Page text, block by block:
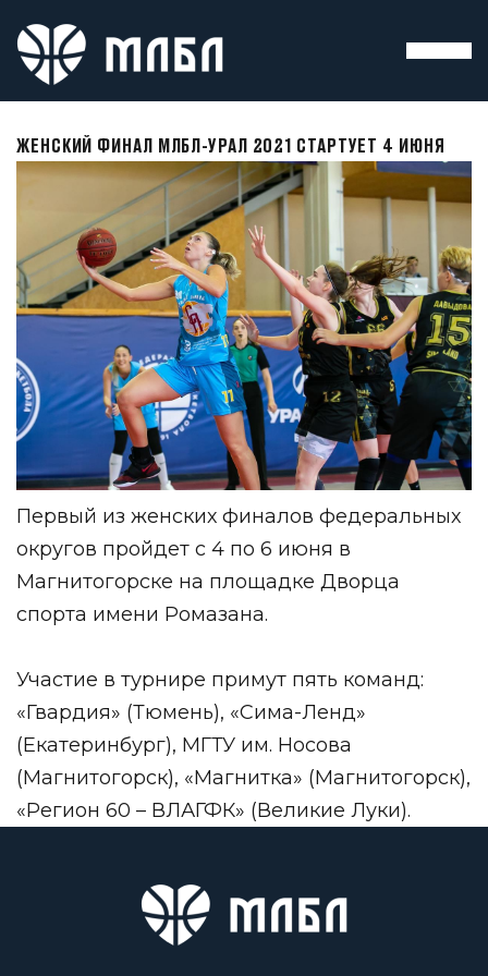
ЖЕНСКИЙ ФИНАЛ МЛБЛ-УРАЛ 2021 СТАРТУЕТ 4 ИЮНЯ
Первый из женских финалов федеральных
округов пройдет с 4 по 6 июня в
Магнитогорске на площадке Дворца
спорта имени Ромазана.
Участие в турнире примут пять команд:
«Гвардия» (Тюмень), «Сима-Ленд»
(Екатеринбург), МГТУ им. Носова
(Магнитогорск), «Магнитка» (Магнитогорск),
«Регион 60 – ВЛАГФК» (Великие Луки).